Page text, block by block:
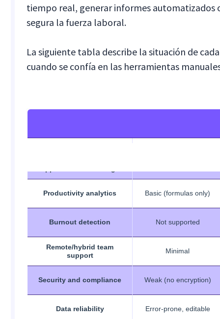
tiempo real, generar informes automatizados
segura la fuerza laboral.
La siguiente tabla describe la situación de
cuando se confía en las herramientas
Productivity analytics Basic (formulas only)
Burnout detection Not supported
Remote/hybrid team
support
Minimal
Security and compliance Weak (no encryption)
Data reliability Error-prone, editable